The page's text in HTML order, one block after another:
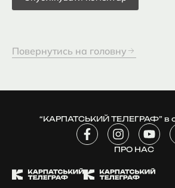
Повернутись на головну
“КАРПАТСЬКИЙ ТЕЛЕГРАФ” в
F
a
b
I
n
s
a
Y
o
u
u
ПРО НАС